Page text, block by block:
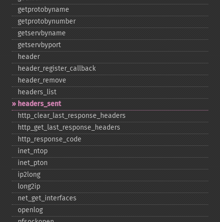
getprotobyname
getprotobynumber
getservbyname
getservbyport
header
header_​register_​callback
header_​remove
headers_​list
headers_​sent
http_​clear_​last_​response_​headers
http_​get_​last_​response_​headers
http_​response_​code
inet_​ntop
inet_​pton
ip2long
long2ip
net_​get_​interfaces
openlog